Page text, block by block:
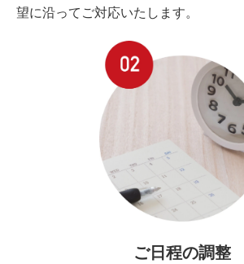
望に沿ってご対応いたします。
ご日程の調整